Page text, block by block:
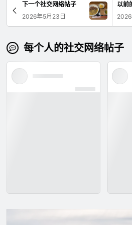
下一个社交网络帖子
2026年5月23日
以前
每个人的社交网络帖子